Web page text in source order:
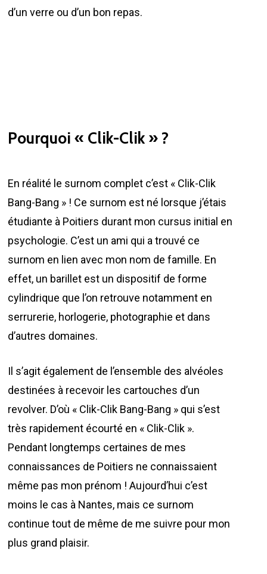
d’un verre ou d’un bon repas.
Pourquoi « Clik-Clik » ?
En réalité le surnom complet c’est « Clik-Clik
Bang-Bang » ! Ce surnom est né lorsque j’étais
étudiante à Poitiers durant mon cursus initial en
psychologie. C’est un ami qui a trouvé ce
surnom en lien avec mon nom de famille. En
effet, un barillet est un dispositif de forme
cylindrique que l’on retrouve notamment en
serrurerie, horlogerie, photographie et dans
d’autres domaines.
Il s’agit également de l’ensemble des alvéoles
destinées à recevoir les cartouches d’un
revolver. D’où « Clik-Clik Bang-Bang » qui s’est
très rapidement écourté en « Clik-Clik ».
Pendant longtemps certaines de mes
connaissances de Poitiers ne connaissaient
même pas mon prénom ! Aujourd’hui c’est
moins le cas à Nantes, mais ce surnom
continue tout de même de me suivre pour mon
plus grand plaisir.